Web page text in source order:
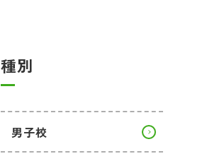
種別
男子校